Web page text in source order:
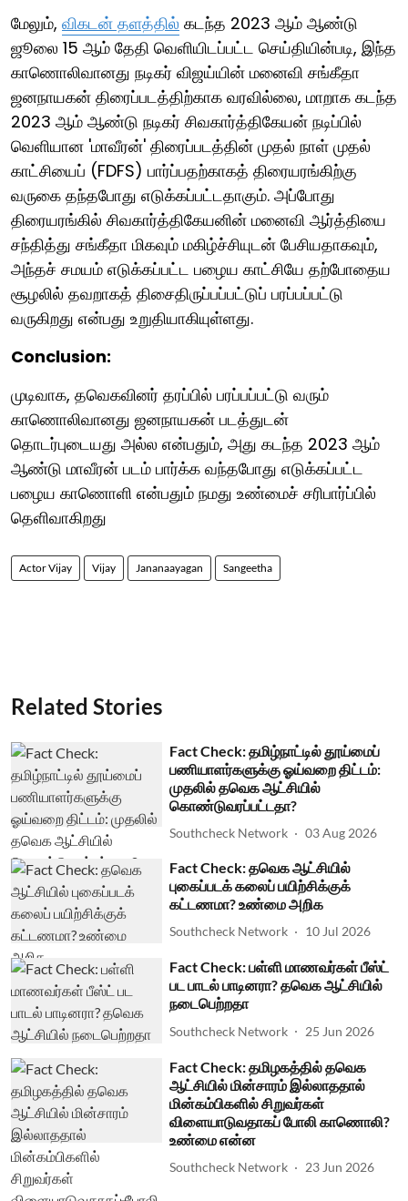
மேலும், விகடன் தளத்தில் கடந்த 2023 ஆம் ஆண்டு
ஜூலை 15 ஆம் தேதி வெளியிடப்பட்ட செய்தியின்படி, இந்த
காணொலிவானது நடிகர் விஜய்யின் மனைவி சங்கீதா
ஜனநாயகன் திரைப்படத்திற்காக வரவில்லை, மாறாக கடந்த
2023 ஆம் ஆண்டு நடிகர் சிவகார்த்திகேயன் நடிப்பில்
வெளியான 'மாவீரன்' திரைப்படத்தின் முதல் நாள் முதல்
காட்சியைப் (FDFS) பார்ப்பதற்காகத் திரையரங்கிற்கு
வருகை தந்தபோது எடுக்கப்பட்டதாகும். அப்போது
திரையரங்கில் சிவகார்த்திகேயனின் மனைவி ஆர்த்தியை
சந்தித்து சங்கீதா மிகவும் மகிழ்ச்சியுடன் பேசியதாகவும்,
அந்தச் சமயம் எடுக்கப்பட்ட பழைய காட்சியே தற்போதைய
சூழலில் தவறாகத் திசைதிருப்பப்பட்டுப் பரப்பப்பட்டு
வருகிறது என்பது உறுதியாகியுள்ளது.
Conclusion:
முடிவாக, தவெகவினர் தரப்பில் பரப்பப்பட்டு வரும்
காணொலிவானது ஜனநாயகன் படத்துடன்
தொடர்புடையது அல்ல என்பதும், அது கடந்த 2023 ஆம்
ஆண்டு மாவீரன் படம் பார்க்க வந்தபோது எடுக்கப்பட்ட
பழைய காணொளி என்பதும் நமது உண்மைச் சரிபார்ப்பில்
தெளிவாகிறது
Actor Vijay Vijay Jananaayagan Sangeetha
Related Stories
Fact Check: தமிழ்நாட்டில் தூய்மைப்
பணியாளர்களுக்கு ஓய்வறை திட்டம்:
முதலில் தவெக ஆட்சியில்
கொண்டுவரப்பட்டதா?
Southcheck Network 03 Aug 2026
Fact Check: தவெக ஆட்சியில்
புகைப்படக் கலைப் பயிற்சிக்குக்
கட்டணமா? உண்மை அறிக
Southcheck Network 10 Jul 2026
Fact Check: பள்ளி மாணவர்கள் பீஸ்ட்
பட பாடல் பாடினரா? தவெக ஆட்சியில்
நடைபெற்றதா
Southcheck Network 25 Jun 2026
Fact Check: தமிழகத்தில் தவெக
ஆட்சியில் மின்சாரம் இல்லாததால்
மின்கம்பிகளில் சிறுவர்கள்
விளையாடுவதாகப் போலி காணொலி?
உண்மை என்ன
Southcheck Network 23 Jun 2026